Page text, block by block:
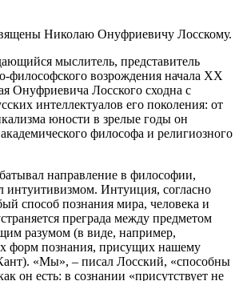
Николаю Онуфриевичу Лосскому.
мыслитель, представитель
философского возрождения начала XX
Онуфриевича Лосского сходна с
интеллектуалов его поколения: от
юности в зрелые годы он
философа и религиозного
направление в философии,
интуитивизмом. Интуиция, согласно
способ познания мира, человека и
преграда между предметом
разумом (в виде, например,
форм познания, присущих нашему
«Мы», – писал Лосский, «способны
он есть: в сознании «присутствует не